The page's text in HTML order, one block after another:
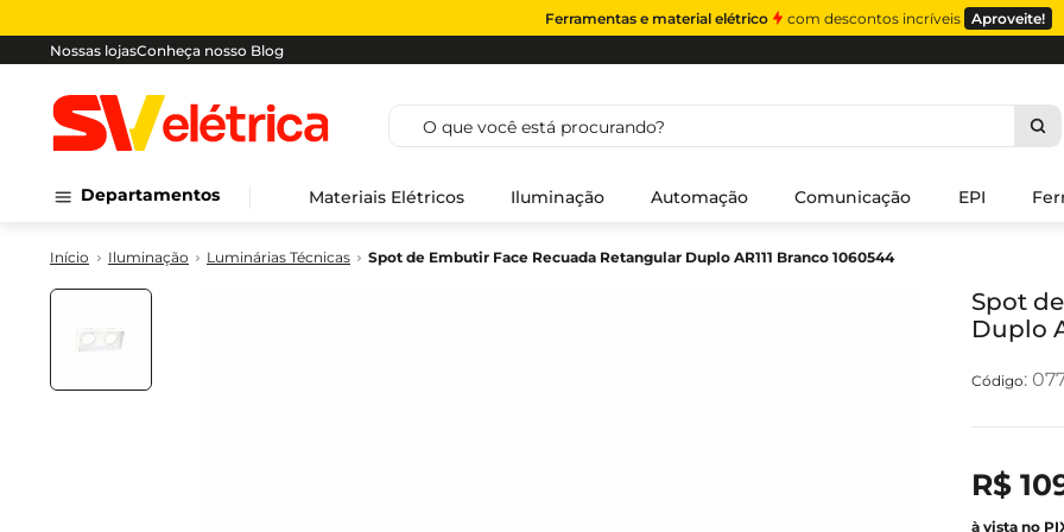
Ferramentas e material elétrico com descontos incríveis Aproveite!
Nossas lojasConheça nosso Blog
O que você está procurando?
Departamentos Materiais Elétricos Iluminação Automação Comunicação EPI
Iluminação Luminárias Técnicas Spot de Embutir Face Recuada Retangular Duplo AR111 Branco 1060544
Spot
Duplo
:
R$